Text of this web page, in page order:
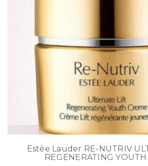
Estèe Lauder RE-NUTRIV
REGENERATING YOUTH